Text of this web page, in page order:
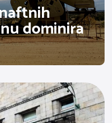
dominira